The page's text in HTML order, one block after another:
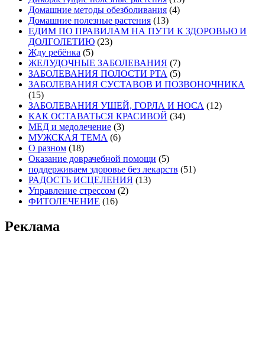
Домашние методы обезболивания (4)
Домашние полезные растения (13)
ЕДИМ ПО ПРАВИЛАМ НА ПУТИ К ЗДОРОВЬЮ И
ДОЛГОЛЕТИЮ (23)
Жду ребёнка (5)
ЖЕЛУДОЧНЫЕ ЗАБОЛЕВАНИЯ (7)
ЗАБОЛЕВАНИЯ ПОЛОСТИ РТА (5)
ЗАБОЛЕВАНИЯ СУСТАВОВ И ПОЗВОНОЧНИКА
(15)
ЗАБОЛЕВАНИЯ УШЕЙ, ГОРЛА И НОСА (12)
КАК ОСТАВАТЬСЯ КРАСИВОЙ (34)
МЕД и медолечение (3)
МУЖСКАЯ ТЕМА (6)
О разном (18)
Оказание доврачебной помощи (5)
поддерживаем здоровье без лекарств (51)
РАДОСТЬ ИСЦЕЛЕНИЯ (13)
Управление стрессом (2)
ФИТОЛЕЧЕНИЕ (16)
Реклама